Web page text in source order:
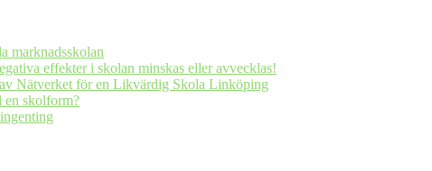
marknadsskolan
effekter i skolan minskas eller avvecklas!
Nätverket för en Likvärdig Skola Linköping
skolform?